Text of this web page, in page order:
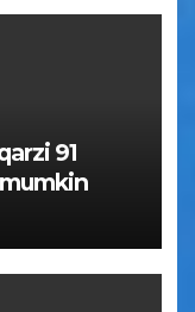
91